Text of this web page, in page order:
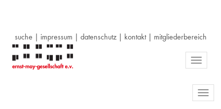
suche | impressum | datenschutz| kontakt| mitgliederbereich
Toggle